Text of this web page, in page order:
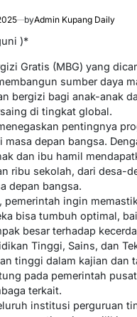
byAdmin Kupang Daily
)*
Gratis (MBG) yang
sumber daya
bergizi bagi anak-anak
di tingkat global.
pentingnya
masa depan bangsa.
dan ibu hamil
ribu sekolah, dari desa-
depan bangsa.
pemerintah ingin
bisa tumbuh optimal,
besar terhadap
Tinggi, Sains, dan
tinggi dalam kajian dan
pada pemerintah
terkait.
institusi perguruan